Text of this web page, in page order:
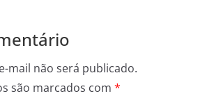
mail não será publicado.
são marcados com *